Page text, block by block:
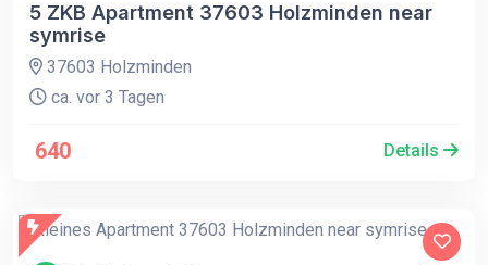
5 ZKB Apartment 37603 Holzminden near
symrise
37603 Holzminden
ca. vor 3 Tagen
640 Details